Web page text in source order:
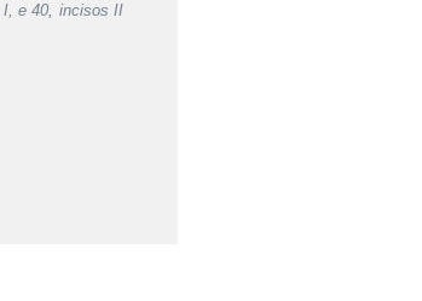
I, e 40, incisos II